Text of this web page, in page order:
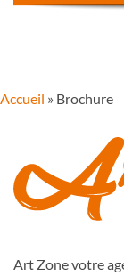
Accueil » Brochure
Art Zone votre